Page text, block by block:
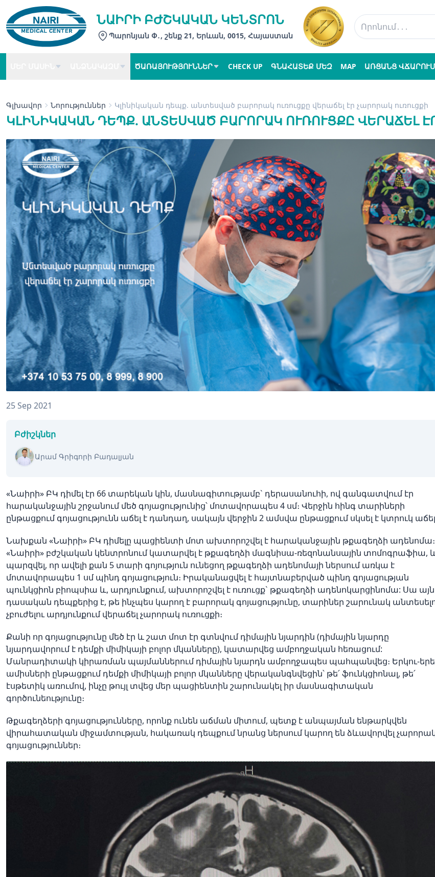
ՆԱԻՐԻ ԲԺՇԿԱԿԱՆ ԿԵՆՏՐՈՆ
Պարոնյան Փ․, շենք 21, Երևան, 0015, Հայաստան
ԾԱՌԱՅՈՒԹՅՈՒՆՆԵՐ CHECK UP ԳՆԱՀԱՏԵՔ ՄԵԶ MAP ԱՌՑԱՆՑ ՎՃԱՐՈՒՄ
Գլխավոր Նորություններ Կլինիկական դեպք. անտեսված բարորակ ուռուցքը վերաճել էր չարորակ ուռուցքի
ԿԼԻՆԻԿԱԿԱՆ ԴԵՊՔ. ԱՆՏԵՍՎԱԾ ԲԱՐՈՐԱԿ ՈՒՌՈՒՑՔԸ ՎԵՐԱՃԵԼ
25 Sep 2021
Բժիշկներ
Արամ Գրիգորի Բադալյան
«Նաիրի» ԲԿ դիմել էր 66 տարեկան կին, մասնագիտությամբ` դերասանուհի, ով գանգատվում էր
հարականջային շրջանում մեծ գոյացությունից՝ մոտավորապես 4 սմ։ Վերջին հինգ տարիների
ընթացքում գոյացությունն աճել է դանդաղ, սակայն վերջին 2 ամսվա ընթացքում սկսել է կտրուկ
Նախքան «Նաիրի» ԲԿ դիմելը պացիենտի մոտ ախտորոշվել է հարականջային թքագեղձի ադենոմա։
«Նաիրի» բժշկական կենտրոնում կատարվել է թքագեղձի մագնիսա-ռեզոնանսային տոմոգրաֆիա,
պարզվել, որ ավելի քան 5 տարի գոյություն ունեցող թքագեղձի ադենոմայի ներսում առկա է
մոտավորապես 1 սմ պինդ գոյացություն։ Իրականացվել է հայտնաբերված պինդ գոյացության
պունկցիոն բիոպսիա և, արդյունքում, ախտորոշվել է ուռուցք` թքագեղձի ադենոկարցինոմա: Սա այն
դասական դեպքերից է, թե ինչպես կարող է բարորակ գոյացությունը, տարիներ շարունակ
չբուժելու արդյունքում վերաճել չարորակ ուռուցքի։
Քանի որ գոյացությունը մեծ էր և շատ մոտ էր գտնվում դիմային նյարդին (դիմային նյարդը
նյարդավորում է դեմքի միմիկայի բոլոր մկանները), կատարվեց ամբողջական հեռացում:
Մանրադիտակի կիրառման պայմաններում դիմային նյարդն ամբողջապես պահպանվեց։ Երկու-
ամիսների ընթացքում դեմքի միմիկայի բոլոր մկանները վերականգնվեցին՝ թե՛ ֆունկցիոնալ, թե՛
էսթետիկ առումով, ինչը թույլ տվեց մեր պացիենտին շարունակել իր մասնագիտական
գործունեությունը։
Թքագեղձերի գոյացությունները, որոնք ունեն աճման միտում, պետք է անպայման ենթարկվեն
վիրահատական միջամտության, հակառակ դեպքում նրանց ներսում կարող են ձևավորվել
գոյացություններ։